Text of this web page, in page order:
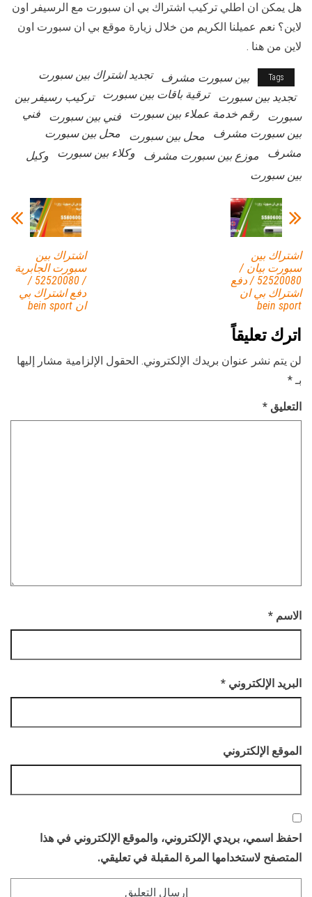
هل يمكن ان اطلي تركيب اشتراك بي ان سبورت مع الرسيفر اون
لاين؟ نعم عميلنا الكريم من خلال زيارة موقع بي ان سبورت اون
لاين من هنا .
Tags بين سبورت مشرف
تجديد اشتراك بين سبورت
تجديد بين سبورت
ترقية باقات بين سبورت
تركيب رسيفر بين
سبورت
رقم خدمة عملاء بين سبورت فني بين سبورت
فني
بين سبورت مشرف
محل بين سبورت
محل بين سبورت
مشرف
موزع بين سبورت مشرف وكلاء بين سبورت
وكيل
بين سبورت
اشتراك بين
سبورت الجابرية
/ 52520080 /
دفع اشتراك بي
ان bein sport
اشتراك بين
سبورت بيان /
52520080 / دفع
اشتراك بي ان
bein sport
اترك تعليقاً
لن يتم نشر عنوان بريدك الإلكتروني. الحقول الإلزامية مشار إليها
بـ*
التعليق *
الاسم *
البريد الإلكتروني *
الموقع الإلكتروني
احفظ اسمي، بريدي الإلكتروني، والموقع الإلكتروني في هذا
المتصفح لاستخدامها المرة المقبلة في تعليقي.